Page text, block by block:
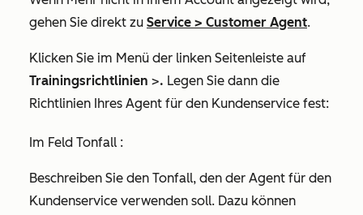
gehen Sie direkt zu Service > Customer Agent.
Klicken Sie im Menü der linken Seitenleiste auf
Trainingsrichtlinien >. Legen Sie dann die
Richtlinien Ihres Agent für den Kundenservice fest:
Im Feld Tonfall :
Beschreiben Sie den Tonfall, den der Agent für den
Kundenservice verwenden soll. Dazu können